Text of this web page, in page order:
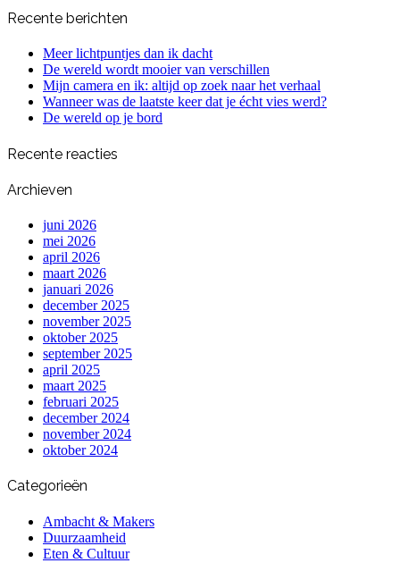
Recente berichten
Meer lichtpuntjes dan ik dacht
De wereld wordt mooier van verschillen
Mijn camera en ik: altijd op zoek naar het verhaal
Wanneer was de laatste keer dat je écht vies werd?
De wereld op je bord
Recente reacties
Archieven
juni 2026
mei 2026
april 2026
maart 2026
januari 2026
december 2025
november 2025
oktober 2025
september 2025
april 2025
maart 2025
februari 2025
december 2024
november 2024
oktober 2024
Categorieën
Ambacht & Makers
Duurzaamheid
Eten & Cultuur